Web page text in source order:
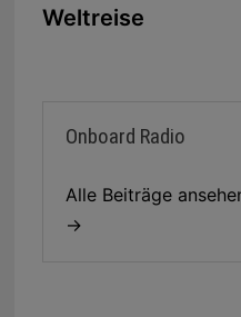
Weltreise
Onboard Radio
Alle Beiträge
→